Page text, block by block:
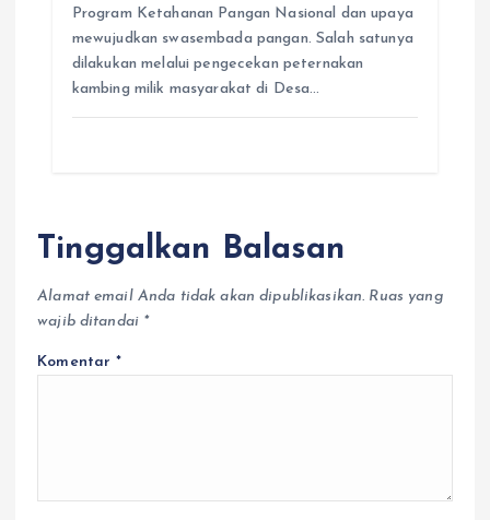
Program Ketahanan Pangan Nasional dan upaya
mewujudkan swasembada pangan. Salah satunya
dilakukan melalui pengecekan peternakan
kambing milik masyarakat di Desa…
Tinggalkan Balasan
Alamat email Anda tidak akan dipublikasikan. Ruas yang
wajib ditandai *
Komentar*